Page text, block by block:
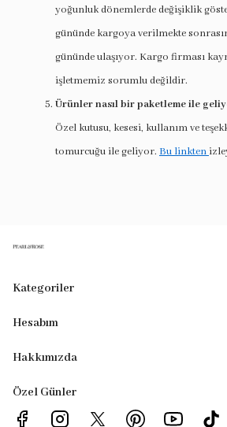
yoğunluk dönemlerde değişiklik
gününde kargoya verilmekte
gününde ulaşıyor. Kargo firması
işletmemiz sorumlu değildir.
Ürünler nasıl bir paketleme ile
Özel kutusu, kesesi, kullanım ve
tomurcuğu ile geliyor. Bu linkten
Kategoriler
Hesabım
Hakkımızda
Özel Günler